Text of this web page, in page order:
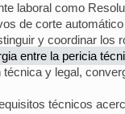
laboral como
de corte
y coordinar los
entre la pericia
y legal,
técnicos